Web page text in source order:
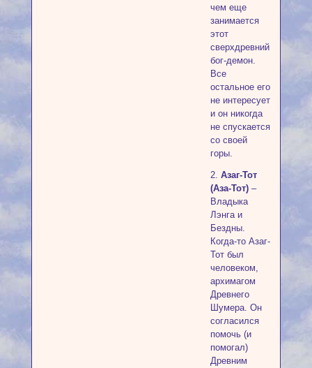
чем еще
занимается
этот
сверхдревний
бог-демон.
Все
остальное его
не интересует
и он никогда
не спускается
со своей
горы.
2. Азаг-Тот
(Аза-Тот)–
Владыка
Лэнга и
Бездны.
Когда-то Азаг-
Тот был
человеком,
архимагом
Древнего
Шумера. Он
согласился
помочь (и
помогал)
Древним